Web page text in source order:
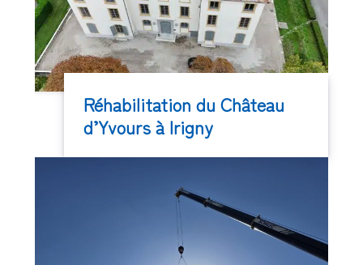
Réhabilitation du Château
d’Yvours à Irigny